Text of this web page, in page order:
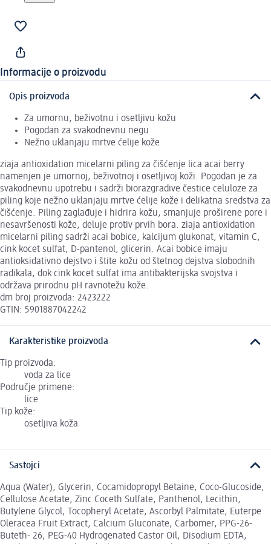
Informacije o proizvodu
Opis proizvoda
Za umornu, beživotnu i osetljivu kožu
Pogodan za svakodnevnu negu
Nežno uklanjaju mrtve ćelije kože
ziaja antioxidation micelarni piling za čišćenje lica acai berry
namenjen je umornoj, beživotnoj i osetljivoj koži. Pogodan je za
svakodnevnu upotrebu i sadrži biorazgradive čestice celuloze za
piling koje nežno uklanjaju mrtve ćelije kože i delikatna sredstva za
čišćenje. Piling zaglađuje i hidrira kožu, smanjuje proširene pore i
nesavršenosti kože, deluje protiv prvih bora. ziaja antioxidation
micelarni piling sadrži acai bobice, kalcijum glukonat, vitamin C,
cink kocet sulfat, D-pantenol, glicerin. Acai bobice imaju
antioksidativno dejstvo i štite kožu od štetnog dejstva slobodnih
radikala, dok cink kocet sulfat ima antibakterijska svojstva i
održava prirodnu pH ravnotežu kože.
dm broj proizvoda: 2423222
GTIN: 5901887042242
Karakteristike proizvoda
Tip proizvoda:
voda za lice
Područje primene:
lice
Tip kože:
osetljiva koža
Sastojci
Aqua (Water), Glycerin, Cocamidopropyl Betaine, Coco-Glucoside,
Cellulose Acetate, Zinc Coceth Sulfate, Panthenol, Lecithin,
Butylene Glycol, Tocopheryl Acetate, Ascorbyl Palmitate, Euterpe
Oleracea Fruit Extract, Calcium Gluconate, Carbomer, PPG-26-
Buteth- 26, PEG-40 Hydrogenated Castor Oil, Disodium EDTA,